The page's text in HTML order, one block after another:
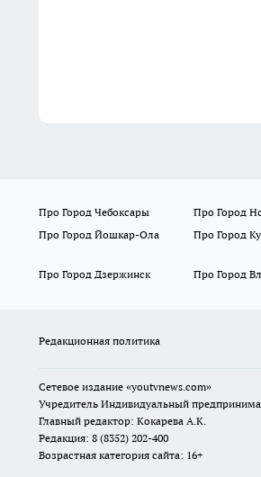
Про Город Чебоксары Про Город
Про Город Йошкар-Ола
Про Город
Про Город Дзержинск
Про Город
Редакционная политика
Сетевое издание «youtvnews.com»
Учредитель Индивидуальный
Главный редактор: Кокарева А.К.
Редакция: 8 (8352) 202-400
Возрастная категория сайта: 16+